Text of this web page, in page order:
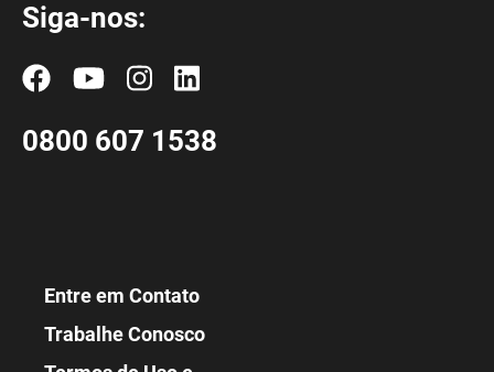
Siga-nos:
0800 607 1538
Entre em Contato
Trabalhe Conosco